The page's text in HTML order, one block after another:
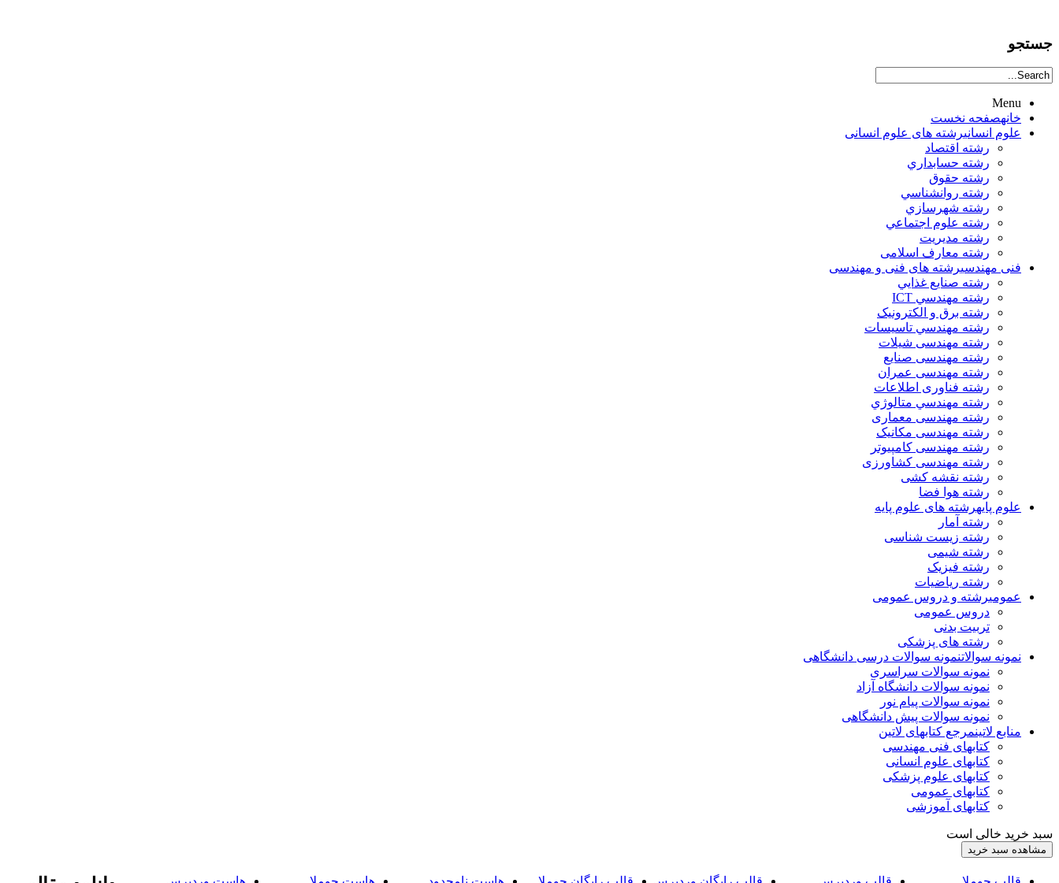
جستجو
Menu
خانهصفحه نخست
علوم انسانيرشته های علوم انسانی
رشته اقتصاد
رشته حسابداري
رشته حقوق
رشته روانشناسي
رشته شهرسازي
رشته علوم اجتماعي
رشته مديريت
رشته معارف اسلامی
فنی مهندسیرشته های فنی و مهندسی
رشته صنايع غذايي
رشته مهندسي ICT
رشته برق و الکترونيک
رشته مهندسي تاسيسات
رشته مهندسی شیلات
رشته مهندسی صنایع
رشته مهندسی عمران
رشته فناوری اطلاعات
رشته مهندسي متالوژي
رشته مهندسی معماری
رشته مهندسی مکانیک
رشته مهندسی کامپیوتر
رشته مهندسی کشاورزی
رشته نقشه کشی
رشته هوا فضا
علوم پایهرشته های علوم پایه
رشته آمار
رشته زیست شناسی
رشته شیمی
رشته فیزیک
رشته ریاضیات
عمومیرشته و دروس عمومی
دروس عمومی
تربیت بدنی
رشته های پزشکی
نمونه سوالاتنمونه سوالات درسی دانشگاهی
نمونه سوالات سراسری
نمونه سوالات دانشگاه آزاد
نمونه سوالات پیام نور
نمونه سوالات پیش دانشگاهی
منابع لاتینمرجع کتابهای لاتین
کتابهای فنی مهندسی
کتابهای علوم انسانی
کتابهای علوم پزشکی
کتابهای عمومی
کتابهای آموزشی
سبد خرید خالی است